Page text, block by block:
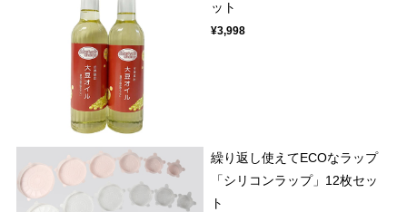
ット
¥3,998
繰り返し使えてECOなラップ
「シリコンラップ」12枚セッ
ト